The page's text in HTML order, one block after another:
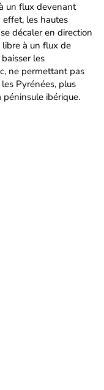
un flux devenant
les hautes
décaler en direction
à un flux de
les
ne permettant pas
Pyrénées, plus
péninsule ibérique.